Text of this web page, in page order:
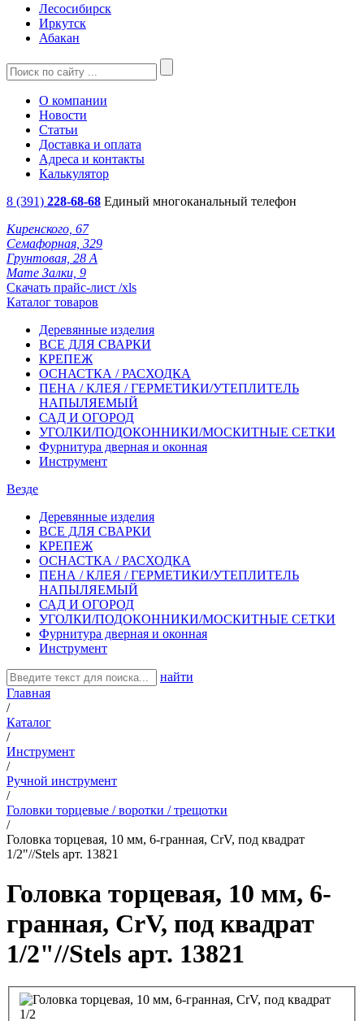
Лесосибирск
Иркутск
Абакан
О компании
Новости
Статьи
Доставка и оплата
Адреса и контакты
Калькулятор
8 (391) 228-68-68 Единый многоканальный телефон
Киренского, 67
Семафорная, 329
Грунтовая, 28 А
Мате Залки, 9
Скачать прайс-лист /xls
Каталог товаров
Деревянные изделия
ВСЕ ДЛЯ СВАРКИ
КРЕПЕЖ
ОСНАСТКА / РАСХОДКА
ПЕНА / КЛЕЯ / ГЕРМЕТИКИ/УТЕПЛИТЕЛЬ
НАПЫЛЯЕМЫЙ
САД И ОГОРОД
УГОЛКИ/ПОДОКОННИКИ/МОСКИТНЫЕ СЕТКИ
Фурнитура дверная и оконная
Инструмент
Везде
Деревянные изделия
ВСЕ ДЛЯ СВАРКИ
КРЕПЕЖ
ОСНАСТКА / РАСХОДКА
ПЕНА / КЛЕЯ / ГЕРМЕТИКИ/УТЕПЛИТЕЛЬ
НАПЫЛЯЕМЫЙ
САД И ОГОРОД
УГОЛКИ/ПОДОКОННИКИ/МОСКИТНЫЕ СЕТКИ
Фурнитура дверная и оконная
Инструмент
найти
Главная
/
Каталог
/
Инструмент
/
Ручной инструмент
/
Головки торцевые / воротки / трещотки
/
Головка торцевая, 10 мм, 6-гранная, CrV, под квадрат
1/2"//Stels арт. 13821
Головка торцевая, 10 мм, 6-
гранная, CrV, под квадрат
1/2"//Stels арт. 13821